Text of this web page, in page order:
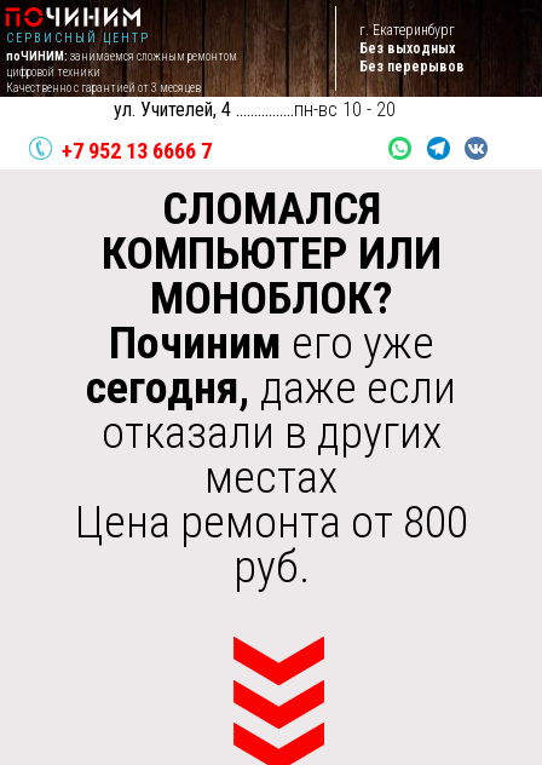
ЧИНИМ
СЕРВИСНЫЙ ЦЕНТР
г. Екатеринбург
Без выходных
Без перерывов
поЧИНИМ: занимаемся сложным ремонтом
цифровой техники
Качественно с гарантией от 3 месяцев
ул. Учителей, 4 ................пн-вс 10 - 20
ЗАКАЗАТЬ 🛵
+7 952 13 6666 7
+7 952 13 6666 7
. . . . . . . . . . . . . . . . . . . . . . . . . . . . . . . . . . . . . . . . . . . . . . . . . . . . . . .
. . . . .
. . . . . . . . . . . . . . . . . . . . . . . . . . . . . . . . . . . . . . . . . . . . . . . . . . . . . .
. . . . . .
СЛОМАЛСЯ
МОНОБЛОК?
Починимего уже
сегодня, даже если
отказали в других
местах
Цена ремонта от 800
руб.